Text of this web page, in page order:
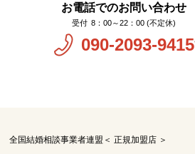
お電話でのお問い合わせ
8：00～22：00 (不定休)
090-2093-9415
全国結婚相談事業者連盟＜ 正規加盟店 ＞